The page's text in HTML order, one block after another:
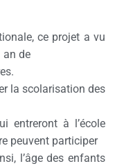
ce projet a vu
an de
la scolarisation des
entreront à l’école
peuvent participer
l’âge des enfants